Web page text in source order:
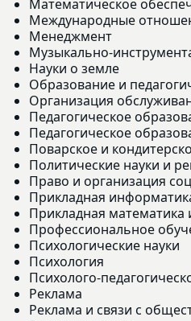
Математическое
Международные
Менеджмент
Музыкально-
Науки о земле
Образование и
Организация
Педагогическое
Педагогическое
Поварское и
Политические науки и
Право и организация
Прикладная
Прикладная
Профессиональное
Психологические науки
Психология
Психолого-
Реклама
Реклама и связи с